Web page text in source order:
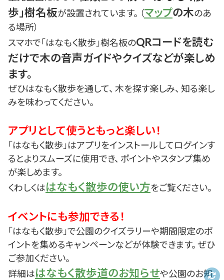
歩」樹名板が設置されています。 （マップの木のあ
る場所）
スマホで「はなもく散歩」樹名板のQRコードを読む
だけで木の音声ガイドやクイズなどが楽しめ
ます。
ぜひはなもく散歩を通して、 木を探す楽しみ、 知る楽し
みを味わってください。
アプリとして使うともっと楽しい！
「はなもく散歩」はアプリをインストールしてログインす
るとよりスムーズに使用でき、 ポイントやスタンプ集め
が楽しめます。
くわしくははなもく散歩の使い方をご覧ください。
イベントにも参加できる！
「はなもく散歩」で公園のクイズラリーや期間限定のポ
イントを集めるキャンペーンなどが体験できます。 ぜひ
ご参加ください。
詳細ははなもく散歩道のお知らせや公園のお知